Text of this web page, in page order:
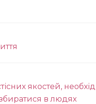
якостей,
в людях